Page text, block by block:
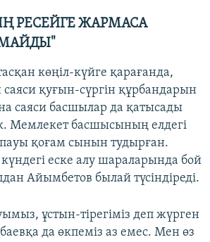
РЕСЕЙГЕ ЖАРМАСА
көңіл-күйге қарағанда,
қуғын-сүргін құрбандарын
саяси басшылар да қатысады
Мемлекет басшысының елдегі
қоғам сынын тудырған.
еске алу шараларында бой
Айымбетов былай түсіндіреді.
ұстын-тірегіміз деп жүрген
да өкпеміз аз емес. Мен өз